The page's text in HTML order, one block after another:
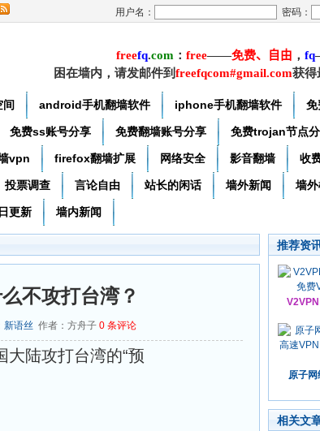
用户名： 密码：
freefq.com ： free——免费、自由 ， fq
困在墙内，请发邮件到freefqcom#gmail.com获得
android手机翻墙软件 iphone手机翻墙软件 免
免费ss账号分享 免费翻墙账号分享 免费trojan节点
vpn firefox翻墙扩展 网络安全 影音翻墙 收
投票调查 言论自由 站长的闲话 墙外新闻 墙
更新 墙内新闻
不攻打台湾？
新语丝 作者：方舟子 0 条评论
大陆攻打台湾的“预
推荐资
原子
相关文